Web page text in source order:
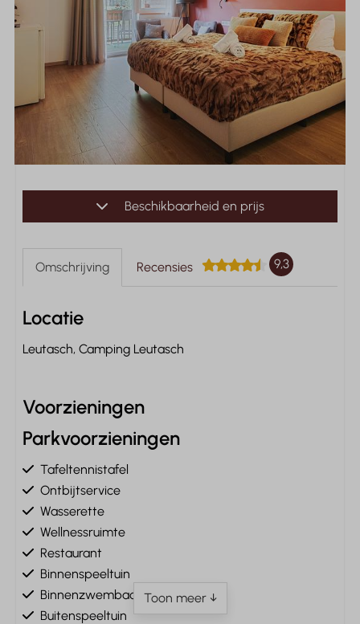
Beschikbaarheid en prijs
Omschrijving Recensies 9,3
Locatie
Leutasch, Camping Leutasch
Voorzieningen
Parkvoorzieningen
Tafeltennistafel
Ontbijtservice
Wasserette
Wellnessruimte
Restaurant
Binnenspeeltuin
Binnenzwembad
Buitenspeeltuin
Toon meer ↓